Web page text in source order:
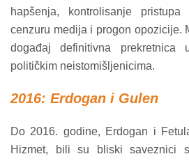
hapšenja, kontrolisanje pristupa
cenzuru medija i progon opozicije.
događaj definitivna prekretnica
političkim neistomišljenicima.
2016: Erdogan i Gulen
Do 2016. godine, Erdogan i
Hizmet, bili su bliski saveznici